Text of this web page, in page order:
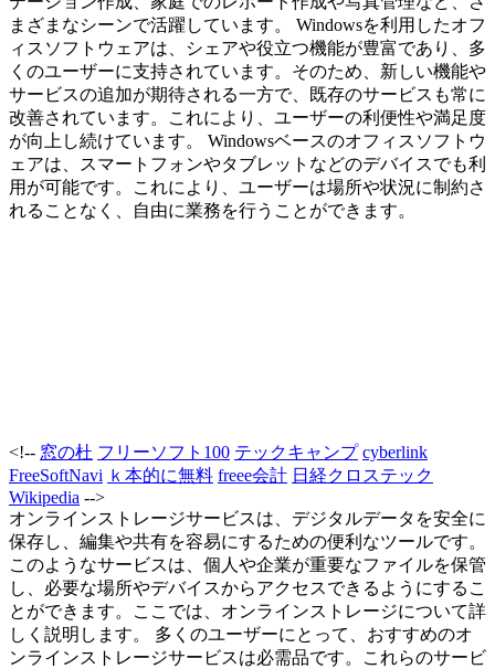
まざまなシーンで活躍しています。 Windowsを利用したオフ
ィスソフトウェアは、シェアや役立つ機能が豊富であり、多
くのユーザーに支持されています。そのため、新しい機能や
サービスの追加が期待される一方で、既存のサービスも常に
改善されています。これにより、ユーザーの利便性や満足度
が向上し続けています。 Windowsベースのオフィスソフトウ
ェアは、スマートフォンやタブレットなどのデバイスでも利
用が可能です。これにより、ユーザーは場所や状況に制約さ
れることなく、自由に業務を行うことができます。
<!-- 窓の杜 フリーソフト100 テックキャンプ cyberlink
FreeSoftNavi ｋ本的に無料 freee会計 日経クロステック
Wikipedia -->
オンラインストレージサービスは、デジタルデータを安全に
保存し、編集や共有を容易にするための便利なツールです。
このようなサービスは、個人や企業が重要なファイルを保管
し、必要な場所やデバイスからアクセスできるようにするこ
とができます。ここでは、オンラインストレージについて詳
しく説明します。 多くのユーザーにとって、おすすめのオ
ンラインストレージサービスは必需品です。これらのサービ